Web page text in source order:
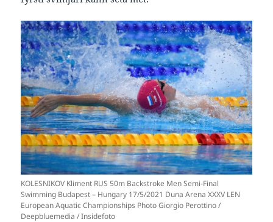
KOLESNIKOV Kliment RUS 50m Backstroke Men Semi-Final
Swimming Budapest – Hungary 17/5/2021 Duna Arena XXXV LEN
European Aquatic Championships Photo Giorgio Perottino /
Deepbluemedia / Insidefoto